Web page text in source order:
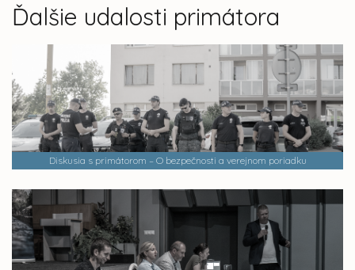
Ďalšie udalosti primátora
Diskusia s primátorom – O bezpečnosti a verejnom poriadku